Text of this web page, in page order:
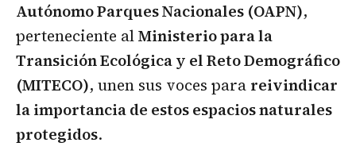
Autónomo Parques Nacionales (OAPN),
perteneciente alMinisterio para la
Transición Ecológica y el Reto Demográfico
(MITECO), unen sus voces para reivindicar
la importancia de estos espacios naturales
protegidos.